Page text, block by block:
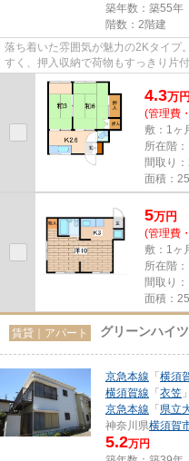
築年数：築55年
階数：2階建
落ち着いた雰囲気が魅力の2Kタイプ
すく、押入収納で荷物もすっきり片
ど、快適に暮らせる設備も整っ...
4.3万円
(管理費
敷：1ヶ
所在階
間取り
面積：
5万円
(管理費
敷：1ヶ
所在階
間取り
面積：
賃貸｜アパート グリーンハイ
京急本線 「 横須
横須賀線 「 衣笠
京急本線 「 県立
神奈川県横須賀
5.2万円